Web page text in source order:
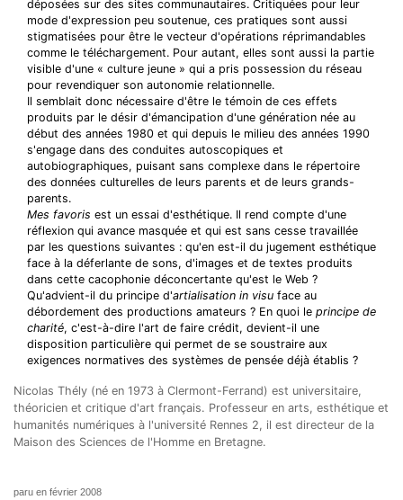
déposées sur des sites communautaires. Critiquées pour leur
mode d'expression peu soutenue, ces pratiques sont aussi
stigmatisées pour être le vecteur d'opérations réprimandables
comme le téléchargement. Pour autant, elles sont aussi la partie
visible d'une « culture jeune » qui a pris possession du réseau
pour revendiquer son autonomie relationnelle.
Il semblait donc nécessaire d'être le témoin de ces effets
produits par le désir d'émancipation d'une génération née au
début des années 1980 et qui depuis le milieu des années 1990
s'engage dans des conduites autoscopiques et
autobiographiques, puisant sans complexe dans le répertoire
des données culturelles de leurs parents et de leurs grands-
parents.
Mes favoris est un essai d'esthétique. Il rend compte d'une
réflexion qui avance masquée et qui est sans cesse travaillée
par les questions suivantes : qu'en est-il du jugement esthétique
face à la déferlante de sons, d'images et de textes produits
dans cette cacophonie déconcertante qu'est le Web ?
Qu'advient-il du principe d'artialisation in visu face au
débordement des productions amateurs ? En quoi le principe de
charité, c'est-à-dire l'art de faire crédit, devient-il une
disposition particulière qui permet de se soustraire aux
exigences normatives des systèmes de pensée déjà établis ?
Nicolas Thély (né en 1973 à Clermont-Ferrand) est universitaire,
théoricien et critique d'art français. Professeur en arts, esthétique et
humanités numériques à l'université Rennes 2, il est directeur de la
Maison des Sciences de l'Homme en Bretagne.
paru en février 2008